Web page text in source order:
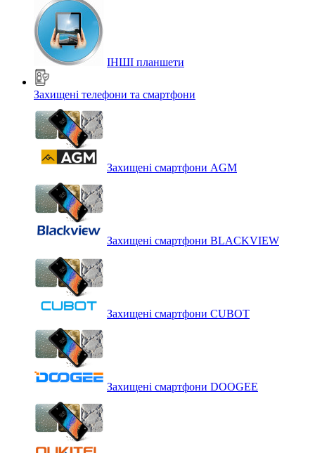
ІНШІ планшети
Захищені телефони та смартфони
Захищені смартфони AGM
Захищені смартфони BLACKVIEW
Захищені смартфони CUBOT
Захищені смартфони DOOGEE